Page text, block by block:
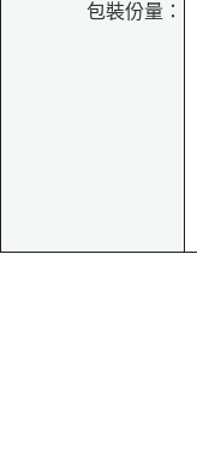
包裝份量：